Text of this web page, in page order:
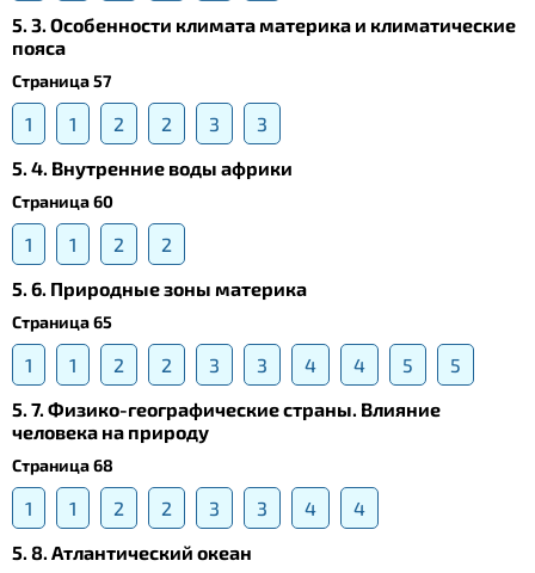
5. 3. Особенности климата материка и климатические
пояса
Страница 57
1 1 2 2 3
3
5. 4. Внутренние воды африки
Страница 60
1 1 2
2
5. 6. Природные зоны материка
Страница 65
1 1 2 2 3 3 4 4 5
5
5. 7. Физико-географические страны. Влияние
человека на природу
Страница 68
1 1 2 2 3 3 4
4
5. 8. Атлантический океан